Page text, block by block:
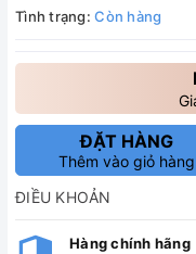
Tình trạng: Còn hàng
ĐẶT HÀNG
Thêm vào giỏ hàng
ĐIỀU KHOẢN
Hàng chính hãng